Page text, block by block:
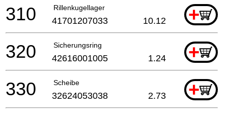
Rillenkugellager +
310 41701207033 10.12
Sicherungsring +
320 42616001005 1.24
Scheibe +
330 32624053038 2.73